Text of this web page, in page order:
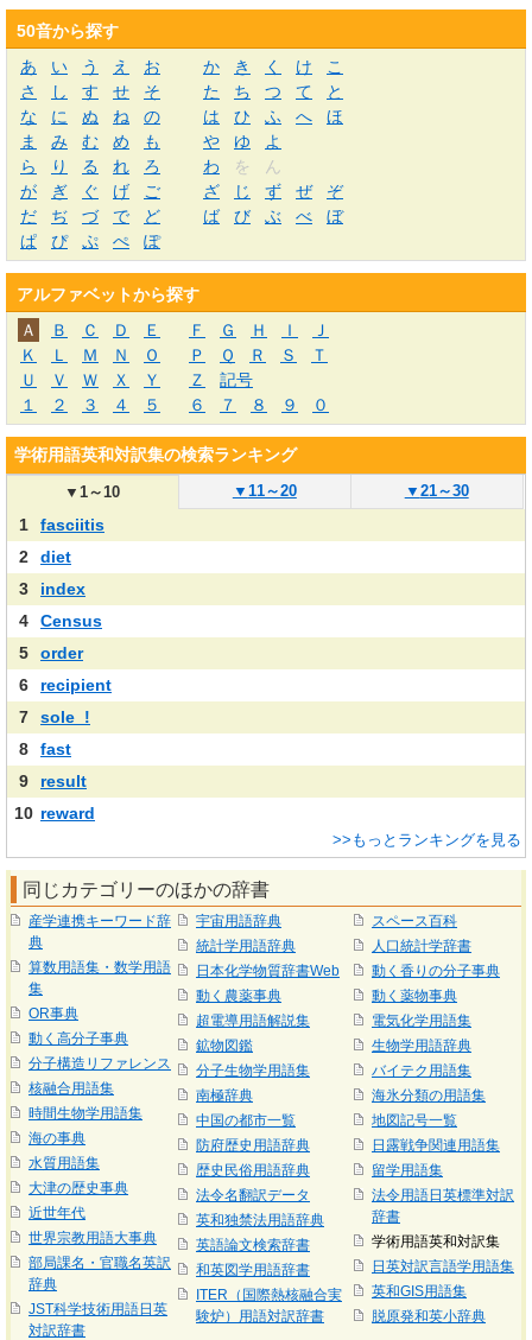
50音から探す
あ
い う え お か き く け
こ
さ
し す せ そ た ち つ て
と
な
に ぬ ね の は ひ ふ へ
ほ
ま
み む め も や ゆ
よ
ら
り る れ ろ わ を
ん
が
ぎ ぐ げ ご ざ じ ず ぜ
ぞ
だ
ぢ づ で ど ば び ぶ べ
ぼ
ぱ
ぴ ぷ ぺ ぽ
アルファベットから探す
Ａ
Ｂ Ｃ Ｄ Ｅ Ｆ Ｇ Ｈ Ｉ
Ｊ
Ｋ
Ｌ Ｍ Ｎ Ｏ Ｐ Ｑ Ｒ Ｓ
Ｔ
Ｕ
Ｖ Ｗ Ｘ Ｙ Ｚ
記号
１
２ ３ ４ ５ ６ ７ ８ ９ ０
学術用語英和対訳集の検索ランキング
▼1～10 ▼ 11～20 ▼ 21～30
1
fasciitis
2
diet
3
index
4
Census
5
order
6
recipient
7
sole_!
8
fast
9
result
10 reward
>>もっとランキングを見る
同じカテゴリーのほかの辞書
産学連携キーワード辞
典
算数用語集・数学用語
集
OR事典
動く高分子事典
分子構造リファレンス
核融合用語集
時間生物学用語集
海の事典
水質用語集
大津の歴史事典
近世年代
世界宗教用語大事典
部局課名・官職名英訳
辞典
JST科学技術用語日英
対訳辞書
宇宙用語辞典
統計学用語辞典
日本化学物質辞書Web
動く農薬事典
超電導用語解説集
鉱物図鑑
分子生物学用語集
南極辞典
中国の都市一覧
防府歴史用語辞典
歴史民俗用語辞典
法令名翻訳データ
英和独禁法用語辞典
英語論文検索辞書
和英図学用語辞書
ITER（国際熱核融合実
験炉）用語対訳辞書
スペース百科
人口統計学辞書
動く香りの分子事典
動く薬物事典
電気化学用語集
生物学用語辞典
バイテク用語集
海氷分類の用語集
地図記号一覧
日露戦争関連用語集
留学用語集
法令用語日英標準対訳
辞書
学術用語英和対訳集
日英対訳言語学用語集
英和GIS用語集
脱原発和英小辞典